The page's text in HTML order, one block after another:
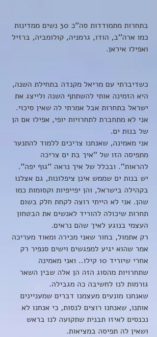
בתחרות מתמודדות סה''כ 30 נשים ממדינות
כמו ארה''ב, הודו, גרמניה, קולומביה, ברזיל
ואפילו איראן.
כשדיברתי עם מריאל מקנדה בתחילת השנה,
היא הזמינה אותי להשתתף השנה ולייצג את
ישראל בתחרות אבל אמרתי לה שאין סיכוי.
אני לא מתחברת לתחרויות יופי, אפילו אם הן
של בנות ים.
אני מאמינה, שאנחנו צריכים ללמוד להתנער
מתפיסה הזו של ''איך בת ים צריכה
להראות''. ובכלל של איך נראה ''גוף יפה''.
יש בנות ים שממש אינן ציפלונות, גם אצלנו
בקהילה בישראל, והן יפייפיות וקסומות כמו
שהן. אני לא הייתי רוצה לקחת חלק בשום
תחרות שיכולה להוריד לאנשים את הבטחון
העצמי בנוגע לאיך שהם נראים.
רק אתמול, בחור שאני מכירה ומאוד מעריכה
אמר שהוא יגיע למפגשים וישים סנפיר רק
אחרי שיוריד 10 קילו.. ואני מאמינה
שתחרויות מהסוג הזה הן אלה שבין השאר
גורמות לנו לחשיבה כה מגבילה.
שאנחנו מונעים מעצמנו דברים שמעניינים
אותנו, שאנחנו רוצים לנסות, כי אנחנו לא
נכנסים לאיזו תבנית שתקועה לנו בראש
ושאין לה תפיסה במציאות.